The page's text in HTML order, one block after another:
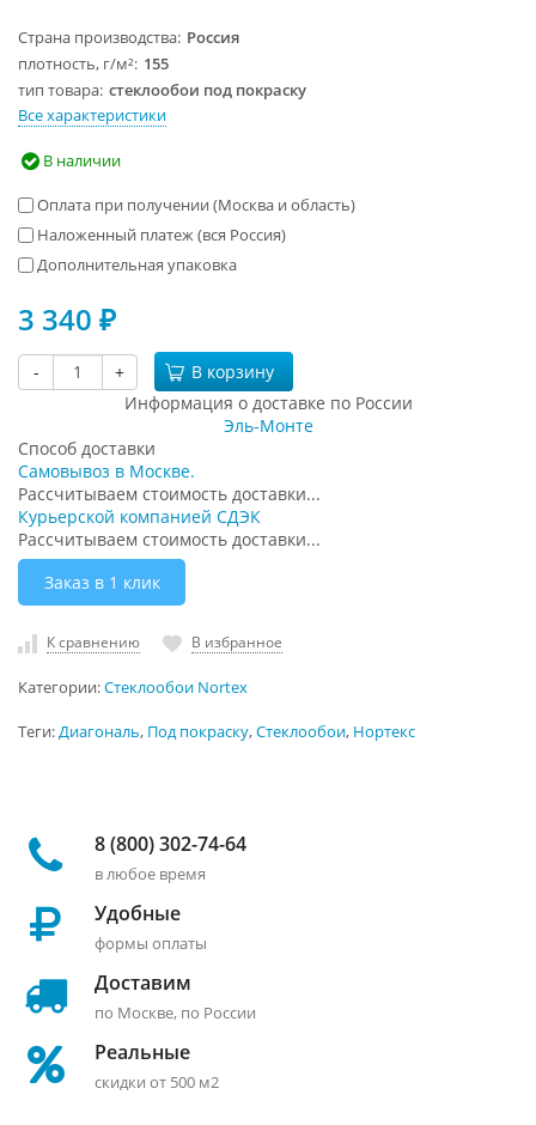
Страна производства Россия
плотность, г/м² 155
тип товара стеклообои под покраску
Все характеристики
В наличии
Оплата при получении (Москва и область)
Наложенный платеж (вся Россия)
Дополнительная упаковка
3 340 ₽
- +
В корзину
Информация о доставке по России
Эль-Монте
Способ доставки
Самовывоз в Москве.
Рассчитываем стоимость доставки...
Курьерской компанией СДЭК
Рассчитываем стоимость доставки...
Заказ в 1 клик
К сравнению В избранное
Категории:Стеклообои Nortex
Теги:Диагональ, Под покраску,Стеклообои, Нортекс
8 (800) 302-74-64
в любое время
Удобные
формы оплаты
Доставим
по Москве, по России
Реальные
скидки от 500 м2